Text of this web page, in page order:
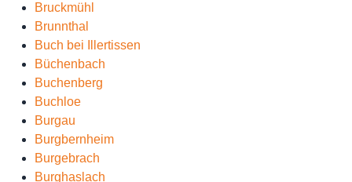
Bruckmühl
Brunnthal
Buch bei Illertissen
Büchenbach
Buchenberg
Buchloe
Burgau
Burgbernheim
Burgebrach
Burghaslach